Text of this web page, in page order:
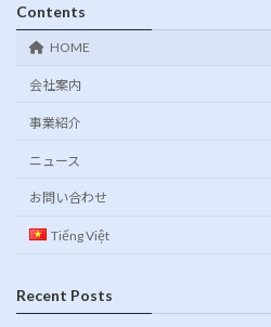
Contents
HOME
会社案内
事業紹介
ニュース
お問い合わせ
Tiếng Việt
Recent Posts